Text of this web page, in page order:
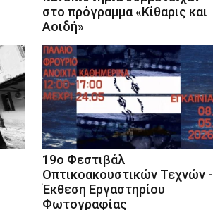
στο πρόγραμμα «Κίθαρις και
Αοιδή»
19ο Φεστιβάλ
Οπτικοακουστικών Τεχνών -
Έκθεση Εργαστηρίου
Φωτογραφίας